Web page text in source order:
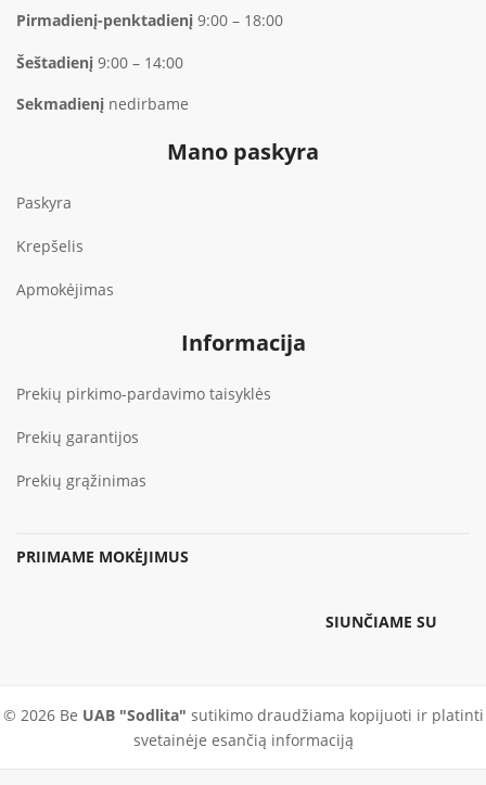
Pirmadienį-penktadienį 9:00 – 18:00
Šeštadienį 9:00 – 14:00
Sekmadienį nedirbame
Mano paskyra
Paskyra
Krepšelis
Apmokėjimas
Informacija
Prekių pirkimo-pardavimo taisyklės
Prekių garantijos
Prekių grąžinimas
PRIIMAME MOKĖJIMUS
SIUNČIAME SU
© 2026 Be UAB "Sodlita" sutikimo draudžiama kopijuoti ir platinti
svetainėje esančią informaciją